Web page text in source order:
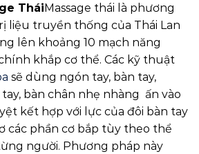
Thái Massage thái là phương
liệu truyền thống của Thái Lan
lên khoảng 10 mạch năng
khắp cơ thể. Các kỹ thuật
sẽ dùng ngón tay, bàn tay,
bàn chân nhẹ nhàng ấn vào
kết hợp với lực của đôi bàn tay
các phần cơ bắp tùy theo thể
người. Phương pháp này